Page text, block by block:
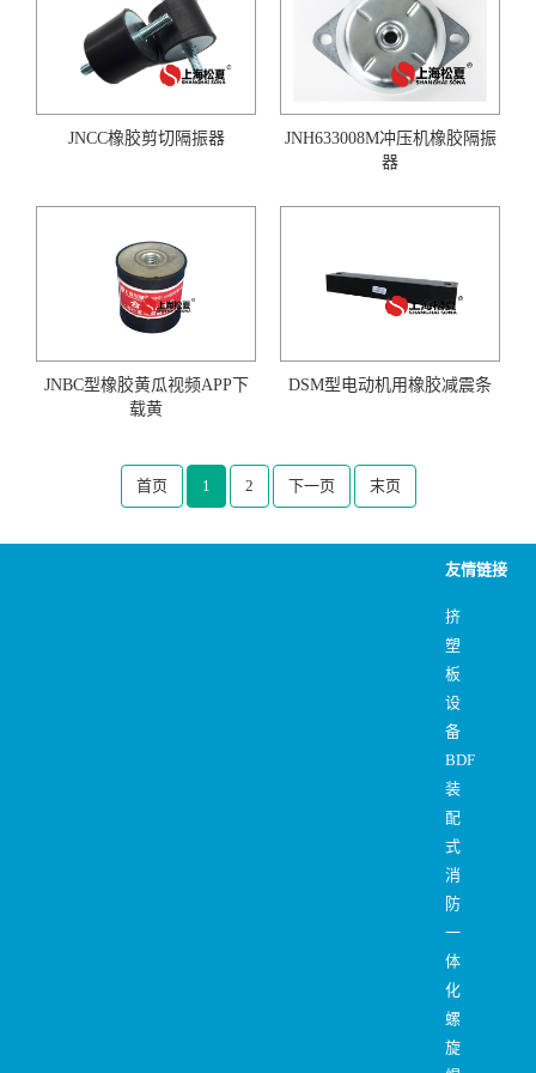
JNCC橡胶剪切隔振器
JNH633008M冲压机橡胶隔振
器
JNBC型橡胶黄瓜视频APP下
载黄
DSM型电动机用橡胶减震条
首页 1 2 下一页 末页
友情链接
挤
塑
板
设
备
BDF
装
配
式
消
防
一
体
化
螺
旋